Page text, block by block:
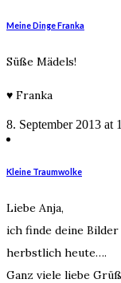
Meine Dinge Franka
Süße Mädels!
♥ Franka
8. September 2013 at
Kleine Traumwolke
Liebe Anja,
ich finde deine
herbstlich heute….
Ganz viele liebe